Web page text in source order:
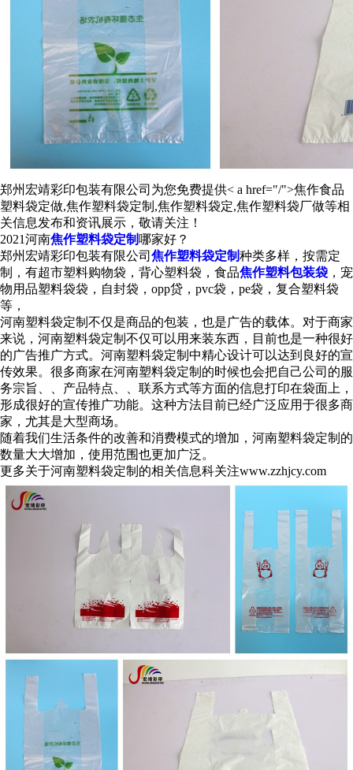
郑州宏靖彩印包装有限公司为您免费提供< a href="/">焦作食品
塑料袋定做,焦作塑料袋定制,焦作塑料袋定,焦作塑料袋厂做等相
关信息发布和资讯展示，敬请关注！
2021河南焦作塑料袋定制 哪家好？
郑州宏靖彩印包装有限公司 焦作塑料袋定制种类多样，按需定
制，有超市塑料购物袋，背心塑料袋，食品焦作塑料包装袋 ，宠
物用品塑料袋袋，自封袋，opp贷，pvc袋，pe袋，复合塑料袋
等，
河南塑料袋定制不仅是商品的包装，也是广告的载体。对于商家
来说，河南塑料袋定制不仅可以用来装东西，目前也是一种很好
的广告推广方式。河南塑料袋定制中精心设计可以达到良好的宣
传效果。很多商家在河南塑料袋定制的时候也会把自己公司的服
务宗旨、、产品特点、、联系方式等方面的信息打印在袋面上，
形成很好的宣传推广功能。这种方法目前已经广泛应用于很多商
家，尤其是大型商场。
随着我们生活条件的改善和消费模式的增加，河南塑料袋定制的
数量大大增加，使用范围也更加广泛。
更多关于河南塑料袋定制的相关信息科关注www.zzhjcy.com